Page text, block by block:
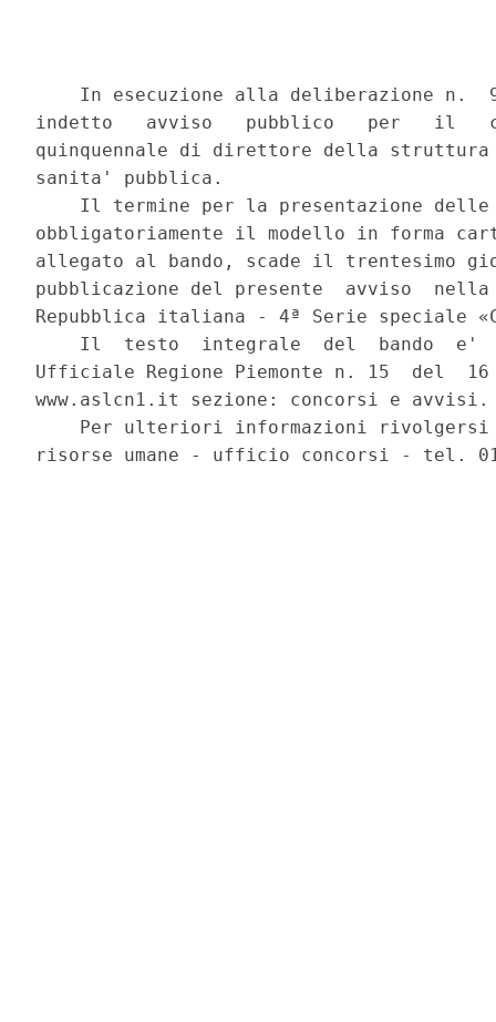
In esecuzione alla deliberazione n.
indetto   avviso   pubblico   per   il
quinquennale di direttore della struttura
sanita' pubblica.
Il termine per la presentazione
obbligatoriamente il modello in forma
allegato al bando, scade il trentesimo
pubblicazione del presente  avviso
Repubblica italiana - 4ª Serie speciale
Il  testo  integrale  del  bando  e'
Ufficiale Regione Piemonte n. 15  del
www.aslcn1.it sezione: concorsi e
Per ulteriori informazioni
risorse umane - ufficio concorsi - tel.